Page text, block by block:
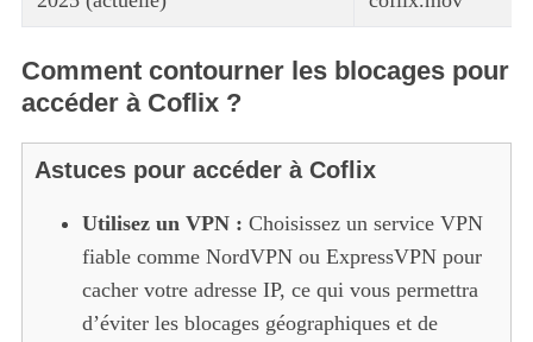
Comment contourner les blocages pour
accéder à Coflix ?
Astuces pour accéder à Coflix
Utilisez un VPN : Choisissez un service VPN
fiable comme NordVPN ou ExpressVPN pour
cacher votre adresse IP, ce qui vous permettra
d’éviter les blocages géographiques et de